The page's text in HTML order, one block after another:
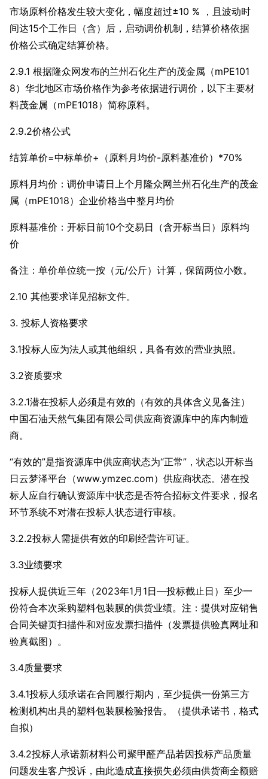
市场原料价格发生较大变化，幅度超过±10 % ，且波动时
间达15个工作日（含）后，启动调价机制，结算价格依据
价格公式确定结算价格。
2.9.1 根据隆众网发布的兰州石化生产的茂金属（mPE101
8）华北地区市场价格作为参考依据进行调价，以下主要材
料茂金属（mPE1018）简称原料。
2.9.2价格公式
结算单价=中标单价+（原料月均价-原料基准价）*70%
原料月均价：调价申请日上个月隆众网兰州石化生产的茂金
属（mPE1018）企业价格当中整月均价
原料基准价：开标日前10个交易日（含开标当日）原料均
价
备注：单价单位统一按（元/公斤）计算，保留两位小数。
2.10 其他要求详见招标文件。
3. 投标人资格要求
3.1投标人应为法人或其他组织，具备有效的营业执照。
3.2资质要求
3.2.1潜在投标人必须是有效的（有效的具体含义见备注）
中国石油天然气集团有限公司供应商资源库中的库内制造
商。
“有效的”是指资源库中供应商状态为“正常”，状态以开标当
日云梦泽平台（www.ymzec.com）供应商状态。潜在投
标人应自行确认资源库中状态是否符合招标文件要求，报名
环节系统不对潜在投标人状态进行审核。
3.2.2投标人需提供有效的印刷经营许可证。
3.3业绩要求
投标人提供近三年（2023年1月1日—投标截止日）至少一
份符合本次采购塑料包装膜的供货业绩。注：提供对应销售
合同关键页扫描件和对应发票扫描件（发票提供验真网址和
验真截图）。
3.4质量要求
3.4.1投标人须承诺在合同履行期内，至少提供一份第三方
检测机构出具的塑料包装膜检验报告。（提供承诺书，格式
自拟）
3.4.2投标人承诺新材料公司聚甲醛产品若因投标产品质量
问题发生客户投诉，由此造成直接损失必须由供货商全额赔